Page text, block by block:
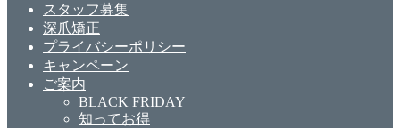
スタッフ募集
深爪矯正
プライバシーポリシー
キャンペーン
ご案内
BLACK FRIDAY
知ってお得